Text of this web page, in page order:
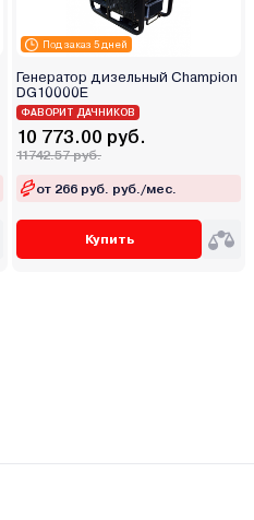
Под заказ 5 дней
Генератор дизельный Champion
DG10000E
ФАВОРИТ ДАЧНИКОВ
10 773.00 руб.
11742.57 руб.
от 266 руб. руб./мес.
Купить